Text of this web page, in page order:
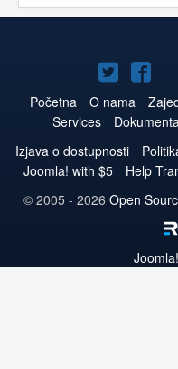
Joomla!
na
Twitteru
na
Početna O nama
Services
Izjava o dostupnosti
Joomla! with $5
Help
© 2005 - 2026 Open
Joomla!